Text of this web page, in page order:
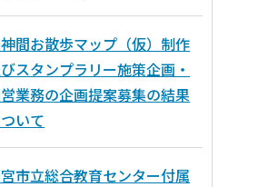
間お散歩マップ（仮）制作
スタンプラリー施策企画・
業務の企画提案募集の結果
いて
市立総合教育センター付属